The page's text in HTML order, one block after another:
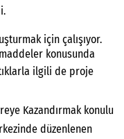
için çalışıyor.
konusunda
ilgili de proje
Kazandırmak konulu
düzenlenen